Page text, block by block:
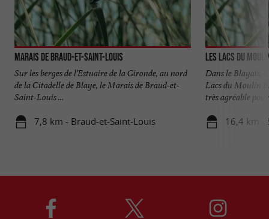
Marais de Braud-et-Saint-Louis
Sur les berges de l’Estuaire de la Gironde, au nord
de la Citadelle de Blaye, le Marais de Braud-et-
Saint-Louis ...
7,8 km - Braud-et-Saint-Louis
Les Lacs du
Dans le Blayais,
Lacs du Moulin
très agréable
16,4 km -